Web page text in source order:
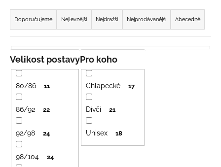
Ř
a
z
e
n
í
p
o
d
u
Doporučujeme Nejlevnější Nejdražší Nejprodávanější Abecedně
Pro koho
Chlapecké 17
Dívčí 21
Unisex 18
Velikost postavy
80/86 11
86/92 22
92/98 24
98/104 24
D
o
p
o
m